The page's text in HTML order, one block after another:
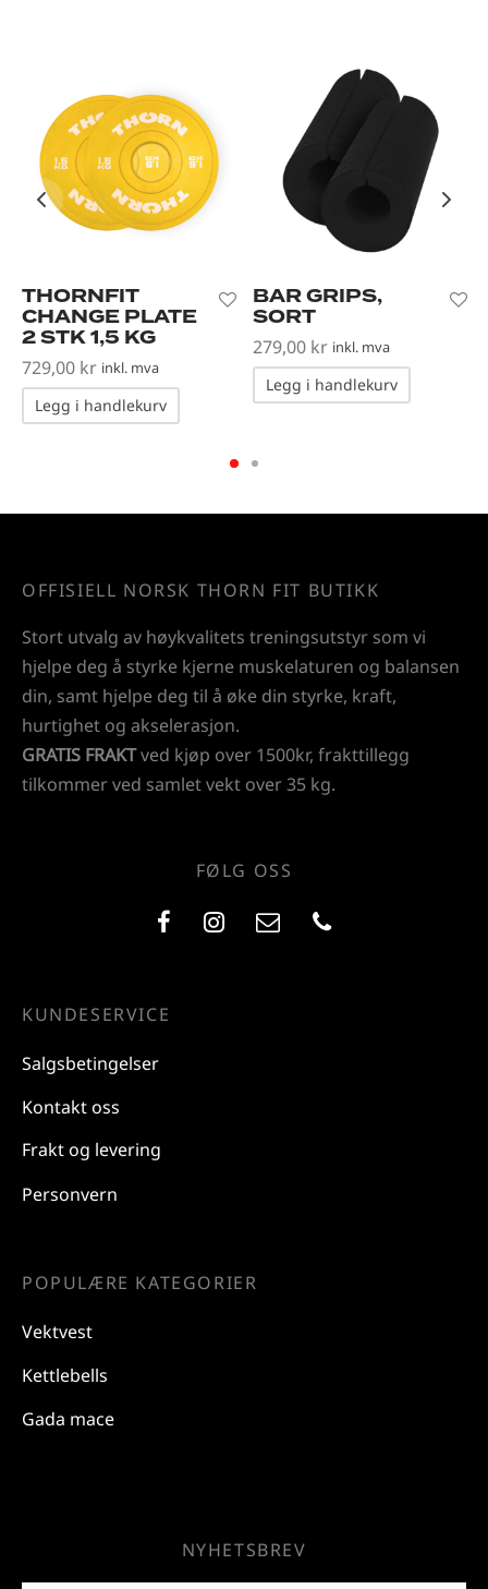
THORNFIT
CHANGE PLATE
2 STK 1,5 KG
729,00 kr inkl. mva
Legg i handlekurv
BAR GRIPS,
SORT
279,00 kr inkl. mva
Legg i handlekurv
OFFISIELL NORSK THORN FIT BUTIKK
Stort utvalg av høykvalitets treningsutstyr som vi
hjelpe deg å styrke kjerne muskelaturen og balansen
din, samt hjelpe deg til å øke din styrke, kraft,
hurtighet og akselerasjon.
GRATIS FRAKTved kjøp over 1500kr, frakttillegg
tilkommer ved samlet vekt over 35 kg.
FØLG OSS
KUNDESERVICE
Salgsbetingelser
Kontakt oss
Frakt og levering
Personvern
POPULÆRE KATEGORIER
Vektvest
Kettlebells
Gada mace
NYHETSBREV